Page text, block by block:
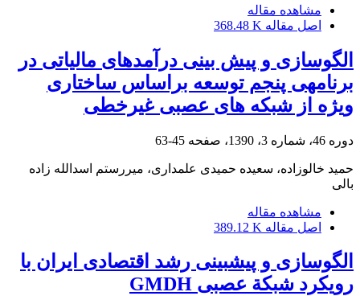
مشاهده مقاله
اصل مقاله 368.48 K
الگوسازی و پیش بینی درآمدهای مالیاتی در
برنامه‎ی پنجم توسعه براساس ساختاری
ویژه از شبکه های عصبی غیرخطی
دوره 46، شماره 3، 1390، صفحه 45-63
حمید خالوزاده، سعیده حمیدی علمداری، میررستم اسدالله زاده
بالی
مشاهده مقاله
اصل مقاله 389.12 K
الگوسازی و پیش‎بینی رشد اقتصادی ایران با
رویکرد شبکة عصبی GMDH